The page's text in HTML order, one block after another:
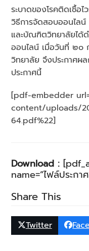
ระบาดของโรคติดเชื้อ
วิธีการจัดสอบออนไ
และบัณฑิตวิทยาลัยได้
ออนไลน์ เมื่อวันที่ ๒
วิทยาลัย จึงประกาศผ
ประกาศนี้
[pdf-embedder
content/uploads/
64.pdf%22]
Download :
name=”ไฟล์ประก
Share This
Twitter